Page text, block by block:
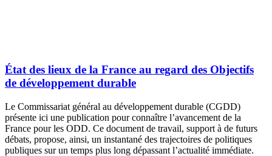
État des lieux de la France au regard des Objectifs
de développement durable
Le Commissariat général au développement durable (CGDD)
présente ici une publication pour connaître l’avancement de la
France pour les ODD. Ce document de travail, support à de futurs
débats, propose, ainsi, un instantané des trajectoires de politiques
publiques sur un temps plus long dépassant l’actualité immédiate.